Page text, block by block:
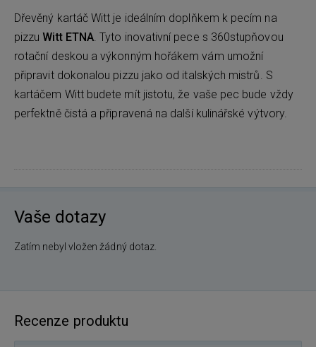
Dřevěný kartáč Witt je ideálním doplňkem k pecím na
pizzuWitt ETNA . Tyto inovativní pece s 360stupňovou
rotační deskou a výkonným hořákem vám umožní
připravit dokonalou pizzu jako od italských mistrů. S
kartáčem Witt budete mít jistotu, že vaše pec bude vždy
perfektně čistá a připravená na další kulinářské výtvory.
Vaše dotazy
Zatím nebyl vložen žádný dotaz.
Recenze produktu